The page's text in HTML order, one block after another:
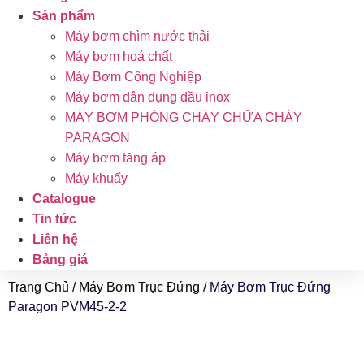
Sản phẩm
Máy bơm chìm nước thải
Máy bơm hoá chất
Máy Bơm Công Nghiệp
Máy bơm dân dụng đầu inox
MÁY BƠM PHÒNG CHÁY CHỮA CHÁY
PARAGON
Máy bơm tăng áp
Máy khuấy
Catalogue
Tin tức
Liên hệ
Bảng giá
Trang Chủ / Máy Bơm Trục Đứng / Máy Bơm Trục Đứng
Paragon PVM45-2-2